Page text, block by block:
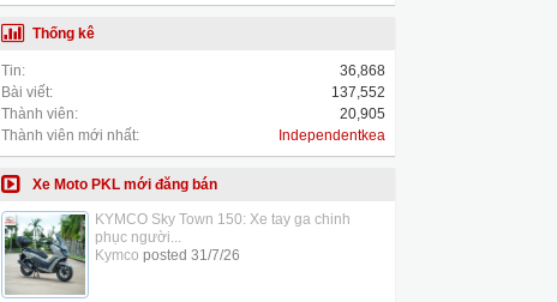
Thống kê
Tin:
36,868
Bài viết:
137,552
Thành viên:
20,905
Thành viên mới nhất:
Independentkea
Xe Moto PKL mới đăng bán
KYMCO Sky Town 150: Xe tay ga chinh
phục người...
Kymco posted 31/7/26